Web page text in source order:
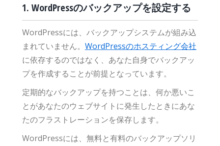
1. WordPressのバックアップを設定する
WordPressには、バックアップシステムが組み込
まれていません。 WordPressのホスティング会社
に依存するのではなく、あなた自身でバックアッ
プを作成することが前提となっています。
定期的なバックアップを持つことは、何か悪いこ
とがあなたのウェブサイトに発生したときにあな
たのフラストレーションを保存します。
WordPressには、無料と有料のバックアップソリ